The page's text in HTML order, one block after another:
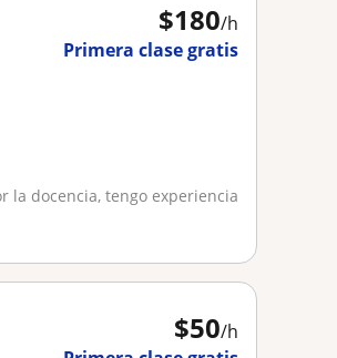
$180/h
Primera clase gratis
la docencia, tengo experiencia
$50/h